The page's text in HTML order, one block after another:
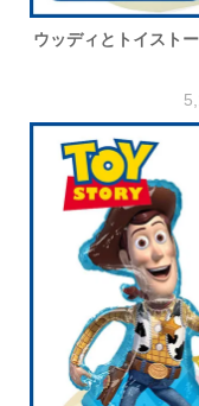
ウッディとトイスト